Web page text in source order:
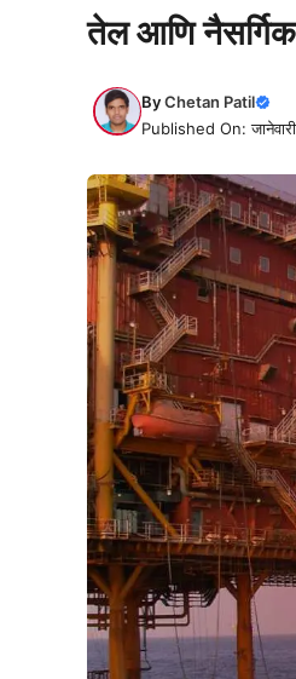
तेल आणि नैसर्गिक
ByChetan Patil
Published On: